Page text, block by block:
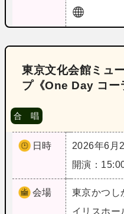
東京文化会館ミュ
プ《One Day コー
合 唱
日時
2026年6月
開演：
会場 東京かつし
イリスホー